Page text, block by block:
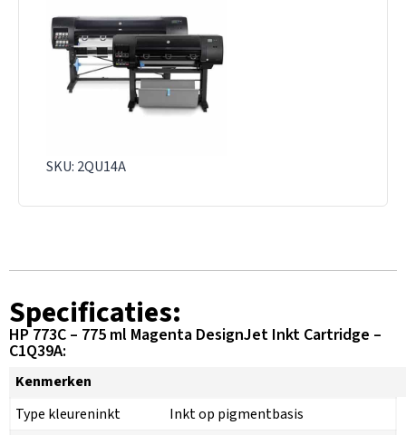
SKU: 2QU14A
Specificaties:
HP 773C – 775 ml Magenta DesignJet Inkt Cartridge –
C1Q39A:
Kenmerken
Type kleureninkt
Inkt op pigmentbasis